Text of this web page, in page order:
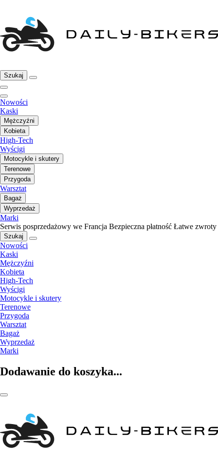
Szukaj
Nowości
Kaski
Mężczyźni
Kobieta
High-Tech
Wyścigi
Motocykle i skutery
Terenowe
Przygoda
Warsztat
Bagaż
Wyprzedaż
Marki
Serwis posprzedażowy we Francja Bezpieczna płatność Łatwe zwroty
Szukaj
Nowości
Kaski
Mężczyźni
Kobieta
High-Tech
Wyścigi
Motocykle i skutery
Terenowe
Przygoda
Warsztat
Bagaż
Wyprzedaż
Marki
Dodawanie do koszyka...